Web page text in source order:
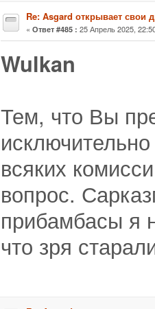
Re: Asgard открывает свои
« Ответ #485 : 25 Апрель 2025,
Wulkan
Тем, что Вы
всяких
вопрос.
прибамбасы я
что зря